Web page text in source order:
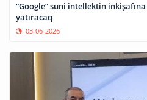
“Google” süni intellektin
yatıracaq
03-06-2026